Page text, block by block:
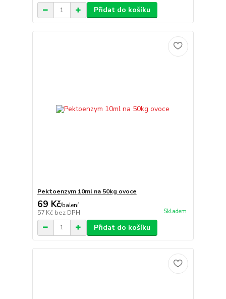
Přidat do košíku
Pektoenzym 10ml na 50kg ovoce
69 Kč/balení
57 Kč bez DPH Skladem
Přidat do košíku